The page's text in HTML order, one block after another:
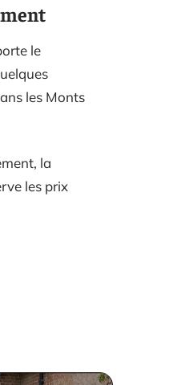
le
les Monts
la
les prix